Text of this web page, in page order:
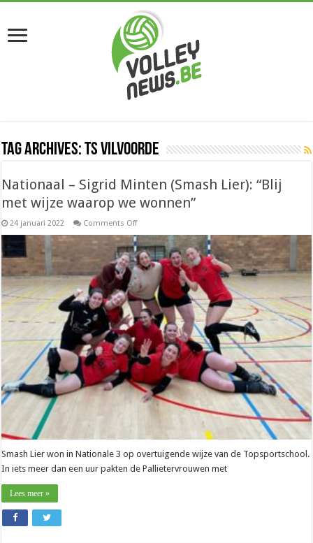
Tag Archives:TS Vilvoorde
Nationaal – Sigrid Minten (Smash Lier): “Blij
met wijze waarop we wonnen”
24 januari 2022 Comments Offon
–
Sigrid
Minten
(Smash
Lier):
“Blij
met
wijze
waarop
we
wonnen”
Smash Lier won in Nationale 3 op overtuigende wijze van de Topsportschool.
In iets meer dan een uur pakten de Pallietervrouwen met
Lees meer »